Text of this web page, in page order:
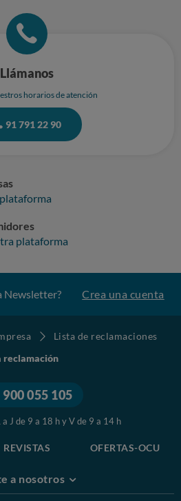
Llámanos
horarios de atención
91 791 22 90
plataforma
Newsletter? Crea una cuenta
Lista de reclamaciones
reclamación
900 055 105
a J de 9 a 18 h y V de 9 a 14 h
REVISTAS OFERTAS-OCU
a nosotros